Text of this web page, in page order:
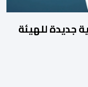
جديدة للهيئة